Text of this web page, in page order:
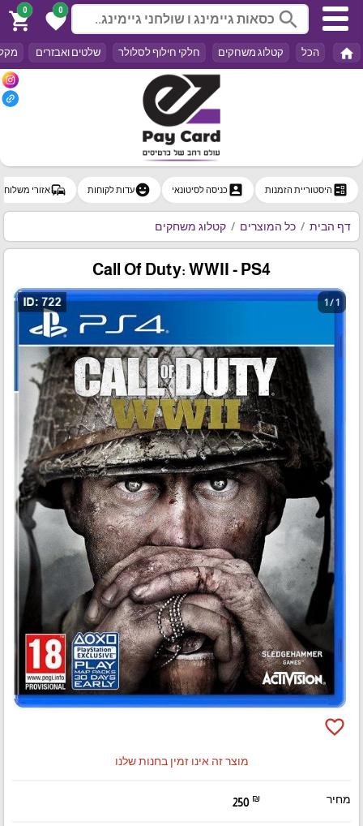
search
0
favorite
0
shopping_cart
home הכל קטלוג משחקים חלקי חילוף לסלולר שלטים ואבזרים
ballot היסטוריית הזמנות account_boxכניסה לסיטונאי emoji_emotionsעדות לקוחות commuteאזורי משלוח
דף הבית כל המוצרים קטלוג משחקים
Call Of Duty: WWII - PS4
1 / 1
favorite_border
מוצר זה אינו זמין בחנות שלנו
מחיר 250 ₪